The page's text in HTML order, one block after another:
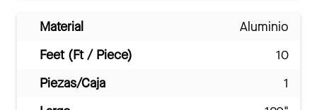
Material
Aluminio
Feet (Ft / Piece)
10
Piezas/Caja
1